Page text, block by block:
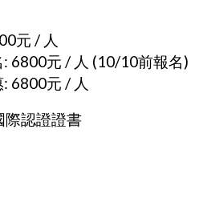
元 / 人
6800元 / 人 (10/10前報名)
6800元 / 人
際認證證書